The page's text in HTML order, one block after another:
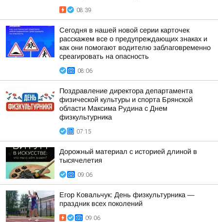
08:39
Сегодня в нашей новой серии карточек
расскажем все о предупреждающих знаках и
как они помогают водителю заблаговременно
среагировать на опасность
08:06
Поздравление директора департамента
физической культуры и спорта Брянской
области Максима Рудина с Днем
физкультурника
07:15
Дорожный материал с историей длиной в
тысячелетия
09:06
Егор Ковальчук: День физкультурника —
праздник всех поколений
09:06